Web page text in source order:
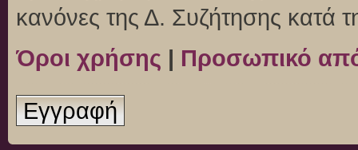
κανόνες της Δ. Συζήτησης κατά
Όροι χρήσης | Προσωπικό
Εγγραφή